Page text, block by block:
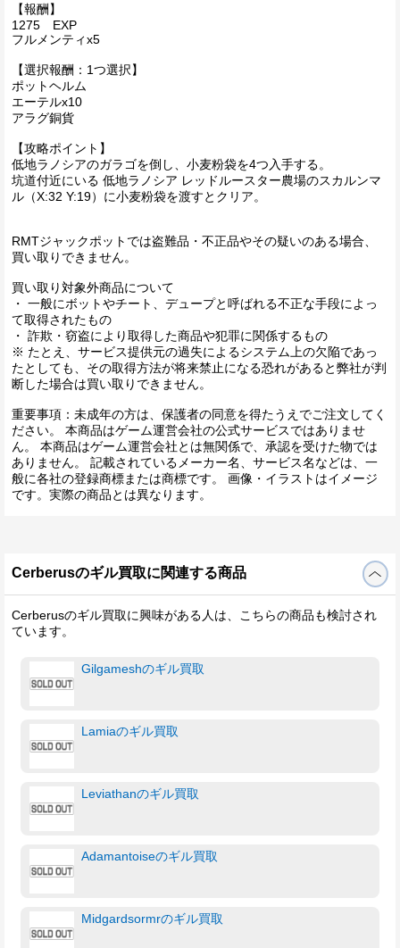
【報酬】
1275 EXP
フルメンティx5
【選択報酬：1つ選択】
ポットヘルム
エーテルx10
アラグ銅貨
【攻略ポイント】
低地ラノシアのガラゴを倒し、小麦粉袋を4つ入手する。
坑道付近にいる 低地ラノシア レッドルースター農場のスカルンマ
ル（X:32 Y:19）に小麦粉袋を渡すとクリア。
RMTジャックポットでは盗難品・不正品やその疑いのある場合、
買い取りできません。
買い取り対象外商品について
・ 一般にボットやチート、デュープと呼ばれる不正な手段によっ
て取得されたもの
・ 詐欺・窃盗により取得した商品や犯罪に関係するもの
※ たとえ、サービス提供元の過失によるシステム上の欠陥であっ
たとしても、その取得方法が将来禁止になる恐れがあると弊社が判
断した場合は買い取りできません。
重要事項：未成年の方は、保護者の同意を得たうえでご注文してく
ださい。 本商品はゲーム運営会社の公式サービスではありませ
ん。 本商品はゲーム運営会社とは無関係で、承認を受けた物では
ありません。 記載されているメーカー名、サービス名などは、一
般に各社の登録商標または商標です。 画像・イラストはイメージ
です。実際の商品とは異なります。
Cerberusのギル買取に関連する商品
Cerberusのギル買取に興味がある人は、こちらの商品も検討され
ています。
Gilgameshのギル買取
Lamiaのギル買取
Leviathanのギル買取
Adamantoiseのギル買取
Midgardsormrのギル買取